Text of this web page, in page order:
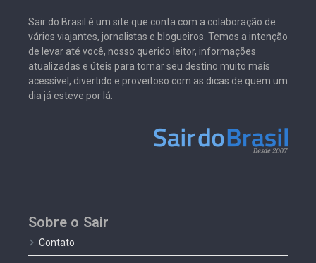
Sair do Brasil é um site que conta com a colaboração de
vários viajantes, jornalistas e blogueiros. Temos a intenção
de levar até você, nosso querido leitor, informações
atualizadas e úteis para tornar seu destino muito mais
acessível, divertido e proveitoso com as dicas de quem um
dia já esteve por lá.
Sobre o Sair
Contato